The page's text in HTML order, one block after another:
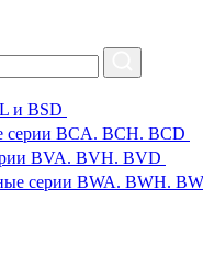
и BSD
серии BCA. BCH. BCD
BVA. BVH. BVD
серии BWA. BWH.